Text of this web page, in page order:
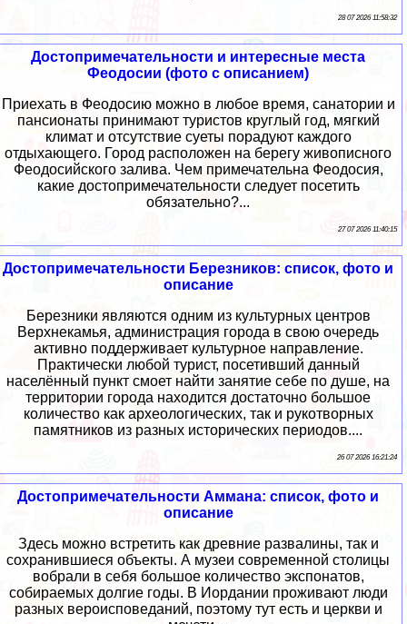
28 07 2026 11:58:32
Достопримечательности и интересные места
Феодосии (фото с описанием)
Приехать в Феодосию можно в любое время, санатории и
пансионаты принимают туристов круглый год, мягкий
климат и отсутствие суеты порадуют каждого
отдыхающего. Город расположен на берегу живописного
Феодосийского залива. Чем примечательна Феодосия,
какие достопримечательности следует посетить
обязательно?...
27 07 2026 11:40:15
Достопримечательности Березников: список, фото и
описание
Березники являются одним из культурных центров
Верхнекамья, администрация города в свою очередь
активно поддерживает культурное направление.
Практически любой турист, посетивший данный
населённый пункт смоет найти занятие себе по душе, на
территории города находится достаточно большое
количество как археологических, так и рукотворных
памятников из разных исторических периодов....
26 07 2026 16:21:24
Достопримечательности Аммана: список, фото и
описание
Здесь можно встретить как древние развалины, так и
сохранившиеся объекты. А музеи современной столицы
вобрали в себя большое количество экспонатов,
собираемых долгие годы. В Иордании проживают люди
разных вероисповеданий, поэтому тут есть и церкви и